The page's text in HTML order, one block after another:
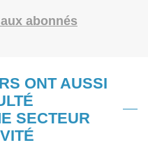
abonnés
ONT AUSSI
SECTEUR